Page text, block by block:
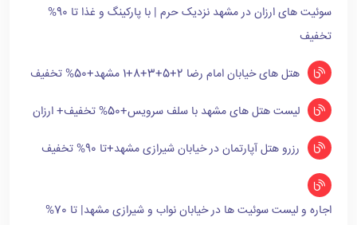
سوئیت های ارزان در مشهد نزدیک حرم | با پارکینگ و غذا تا 90%
تخفیف
هتل های خیابان امام رضا 2+5+3+8+1 مشهد+50% تخفیف
لیست هتل های مشهد با سلف سرویس+50% تخفیف+ ارزان
رزرو هتل آپارتمان در خیابان شیرازی مشهد+تا 90% تخفیف
اجاره و لیست سوئیت ها در خیابان نواب و شیرازی مشهد| تا 70%